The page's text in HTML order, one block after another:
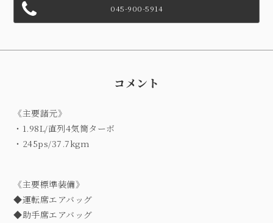
045-900-5914
コメント
《主要諸元》
・1.98L/直列4気筒ターボ
・245ps/37.7kgm
《主要標準装備》
◆運転席エアバッグ
◆助手席エアバッグ